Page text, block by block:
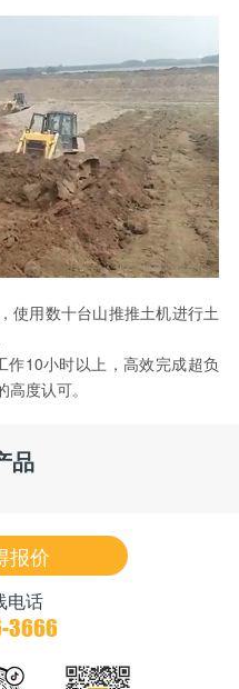
使用数十台山推推土机进行土
10小时以上，高效完成超负
度认可。
品
报价
电话
3666